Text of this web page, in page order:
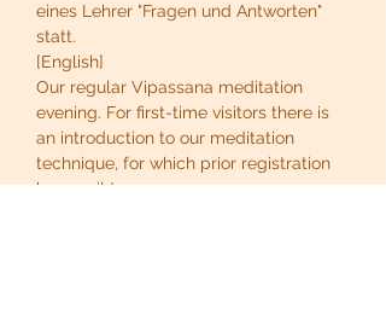
eines Lehrer "Fragen und Antworten"
statt.
[English]
Our regular Vipassana meditation
evening. For first-time visitors there is
an introduction to our meditation
technique, for which prior registration
by email to